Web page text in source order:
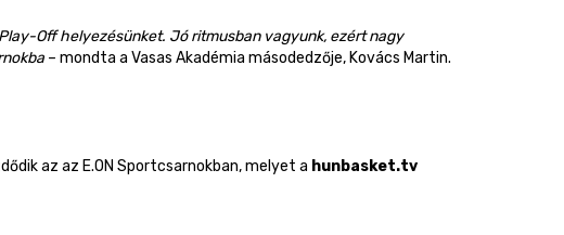
Off helyezésünket. Jó ritmusban vagyunk, ezért nagy
– mondta a Vasas Akadémia másodedzője, Kovács Martin.
az az E.ON Sportcsarnokban, melyet a hunbasket.tv